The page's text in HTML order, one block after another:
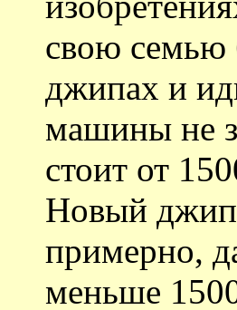
свою семью
джипах и
машины не
стоит от
Новый джип
примерно,
меньше